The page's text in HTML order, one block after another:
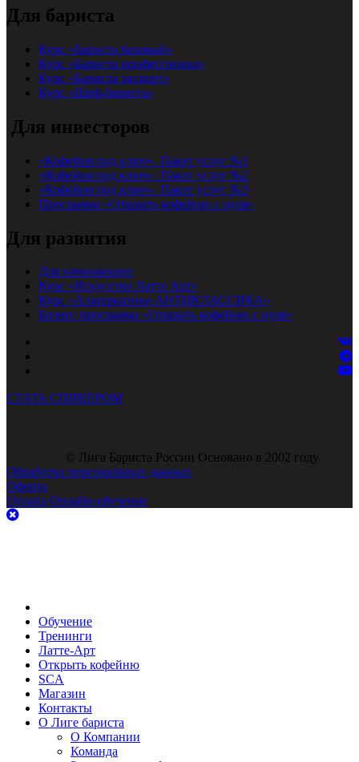
Для бариста
Курс «Бариста базовый»
Курс «Бариста профессионал»
Курс «Бариста эксперт»
Курс «Шеф-бариста»
Для инвесторов
«Кофейня под ключ». Пакет услуг №1
«Кофейня под ключ». Пакет услуг №2
«Кофейня под ключ». Пакет услуг №3
Программа «Открыть кофейню с нуля»
Для развития
Для начинающих
Курс «Искусство Латте Арт»
Курс «Альтернатива-АНТИКЛАССИКА»
Бизнес программа «Открыть кофейню с нуля»
СТАТЬ СПИКЕРОМ
© Лига Бариста России Основано в 2002 году
Обработка персональных данных
Оферта
Оплата Онлайн-обучение
Обучение
Тренинги
Латте-Арт
Открыть кофейню
SCA
Магазин
Контакты
О Лиге бариста
О Компании
Команда